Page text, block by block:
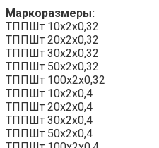
Маркоразмеры:
ТППШт 10x2x0,32
ТППШт 20x2x0,32
ТППШт 30x2x0,32
ТППШт 50x2x0,32
ТППШт 100x2x0,32
ТППШт 10x2x0,4
ТППШт 20x2x0,4
ТППШт 30x2x0,4
ТППШт 50x2x0,4